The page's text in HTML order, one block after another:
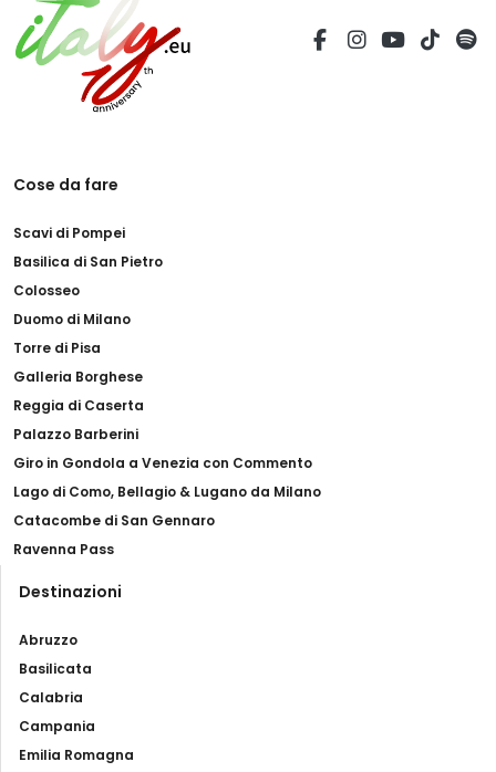
Cose da fare
Scavi di Pompei
Basilica di San Pietro
Colosseo
Duomo di Milano
Torre di Pisa
Galleria Borghese
Reggia di Caserta
Palazzo Barberini
Giro in Gondola a Venezia con Commento
Lago di Como, Bellagio & Lugano da Milano
Catacombe di San Gennaro
Ravenna Pass
Destinazioni
Abruzzo
Basilicata
Calabria
Campania
Emilia Romagna